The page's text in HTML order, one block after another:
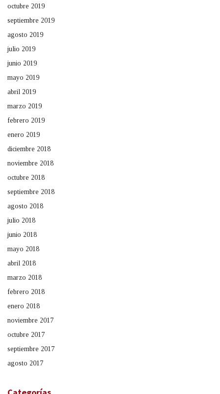
octubre 2019
septiembre 2019
agosto 2019
julio 2019
junio 2019
mayo 2019
abril 2019
marzo 2019
febrero 2019
enero 2019
diciembre 2018
noviembre 2018
octubre 2018
septiembre 2018
agosto 2018
julio 2018
junio 2018
mayo 2018
abril 2018
marzo 2018
febrero 2018
enero 2018
noviembre 2017
octubre 2017
septiembre 2017
agosto 2017